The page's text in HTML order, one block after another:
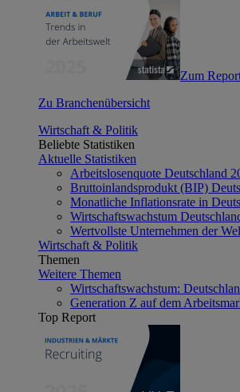
Zum
Zu Branchenübersicht
Wirtschaft & Politik
Beliebte Statistiken
Aktuelle Statistiken
Arbeitslosenquote Deutschland
Bruttoinlandsprodukt (BIP)
Monatliche Inflationsrate in
Wirtschaftswachstum
Wertvollste Unternehmen der
Wirtschaft & Politik
Themen
Weitere Themen
Wirtschaftswachstum:
Generation Z auf dem
Top Report